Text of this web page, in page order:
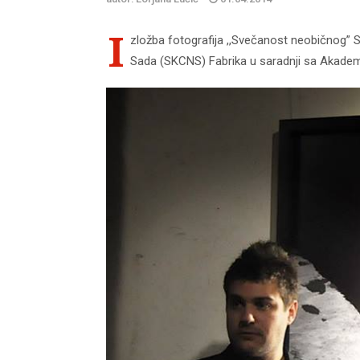
I zložba fotografija ,,Svečanost neobičnog”
Sada (SKCNS) Fabrika u saradnji sa